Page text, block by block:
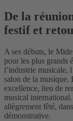
De la
festif et
A ses débuts, le
pour les plus grands
l’industrie musicale,
salon de la musique.
excellence, lieu de
musical
allègrement fêté,
démonstrative.